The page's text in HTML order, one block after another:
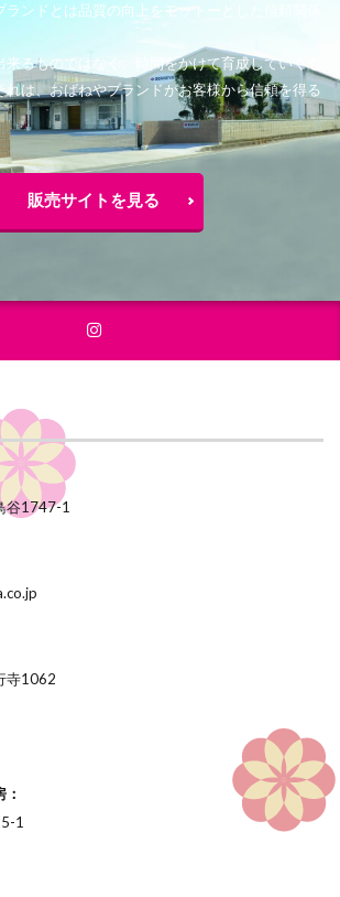
ンドとは品質の向上をモットーとした信頼関係
るものではなく、時間をかけて育成していくも
は、おばねやブランドがお客様から信頼を得る
販売サイトを見る
谷1747-1
寺1062
1